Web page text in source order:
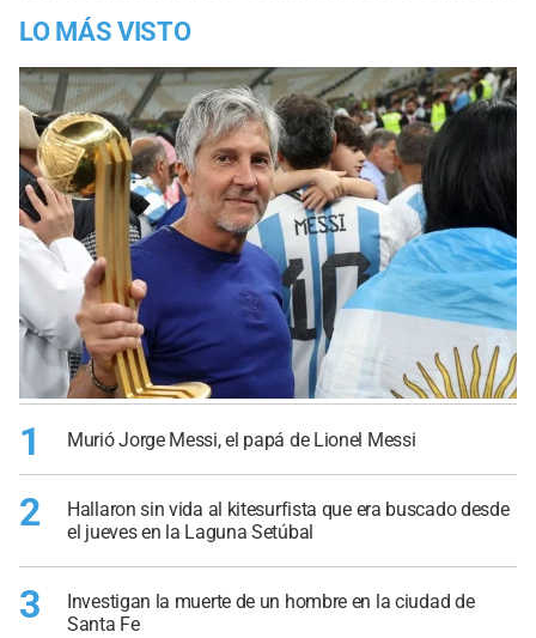
LO MÁS VISTO
1 Murió Jorge Messi, el papá de Lionel Messi
2
Hallaron sin vida al kitesurfista que era buscado desde
el jueves en la Laguna Setúbal
3
Investigan la muerte de un hombre en la ciudad de
Santa Fe